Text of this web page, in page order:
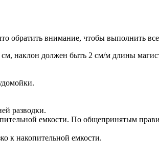
обратить внимание, чтобы выполнить
наклон должен быть 2 см/м длины
разводки.
емкости. По общепринятым
к накопительной емкости.